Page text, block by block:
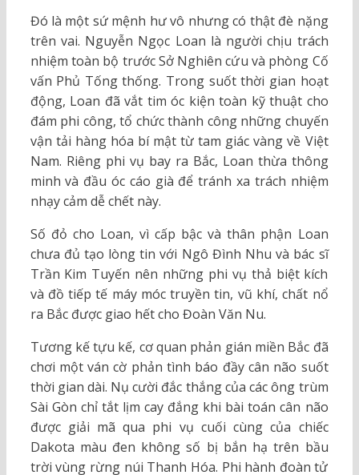
Đó là một sứ mệnh hư vô nhưng có thật đè nặng
trên vai. Nguyễn Ngọc Loan là người chịu trách
nhiệm toàn bộ trước Sở Nghiên cứu và phòng Cố
vấn Phủ Tống thống. Trong suốt thời gian hoạt
động, Loan đã vắt tim óc kiện toàn kỹ thuật cho
đám phi công, tổ chức thành công những chuyến
vận tải hàng hóa bí mật từ tam giác vàng về Việt
Nam. Riêng phi vụ bay ra Bắc, Loan thừa thông
minh và đầu óc cáo già để tránh xa trách nhiệm
nhạy cảm dễ chết này.
Số đỏ cho Loan, vì cấp bậc và thân phận Loan
chưa đủ tạo lòng tin với Ngô Đình Nhu và bác sĩ
Trần Kim Tuyến nên những phi vụ thả biệt kích
và đồ tiếp tế máy móc truyền tin, vũ khí, chất nổ
ra Bắc được giao hết cho Đoàn Văn Nu.
Tương kế tựu kế, cơ quan phản gián miền Bắc đã
chơi một ván cờ phản tình báo đầy cân não suốt
thời gian dài. Nụ cười đắc thắng của các ông trùm
Sài Gòn chỉ tắt lịm cay đắng khi bài toán cân não
được giải mã qua phi vụ cuối cùng của chiếc
Dakota màu đen không số bị bắn hạ trên bầu
trời vùng rừng núi Thanh Hóa. Phi hành đoàn tử